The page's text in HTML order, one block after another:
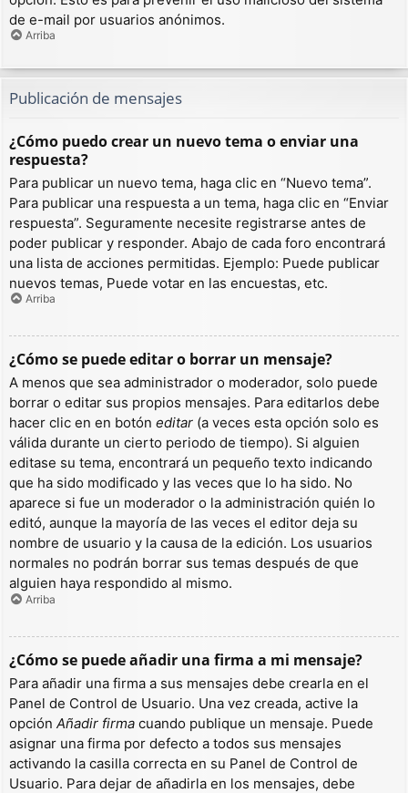
de e-mail por usuarios anónimos.
Arriba
Publicación de mensajes
¿Cómo puedo crear un nuevo tema o enviar una
respuesta?
Para publicar un nuevo tema, haga clic en “Nuevo tema”.
Para publicar una respuesta a un tema, haga clic en “Enviar
respuesta”. Seguramente necesite registrarse antes de
poder publicar y responder. Abajo de cada foro encontrará
una lista de acciones permitidas. Ejemplo: Puede publicar
nuevos temas, Puede votar en las encuestas, etc.
Arriba
¿Cómo se puede editar o borrar un mensaje?
A menos que sea administrador o moderador, solo puede
borrar o editar sus propios mensajes. Para editarlos debe
hacer clic en en botón editar (a veces esta opción solo es
válida durante un cierto periodo de tiempo). Si alguien
editase su tema, encontrará un pequeño texto indicando
que ha sido modificado y las veces que lo ha sido. No
aparece si fue un moderador o la administración quién lo
editó, aunque la mayoría de las veces el editor deja su
nombre de usuario y la causa de la edición. Los usuarios
normales no podrán borrar sus temas después de que
alguien haya respondido al mismo.
Arriba
¿Cómo se puede añadir una firma a mi mensaje?
Para añadir una firma a sus mensajes debe crearla en el
Panel de Control de Usuario. Una vez creada, active la
opción Añadir firma cuando publique un mensaje. Puede
asignar una firma por defecto a todos sus mensajes
activando la casilla correcta en su Panel de Control de
Usuario. Para dejar de añadirla en los mensajes, debe